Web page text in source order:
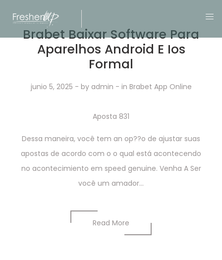
Brabet Baixar Software Para
Aparelhos Android E Ios
Formal
junio 5, 2025 - by admin - in Brabet App Online
Aposta 831
Dessa maneira, você tem an op??o de ajustar suas
apostas de acordo com o o qual está acontecendo
no acontecimiento em speed genuine. Venha A Ser
você um amador...
Read More